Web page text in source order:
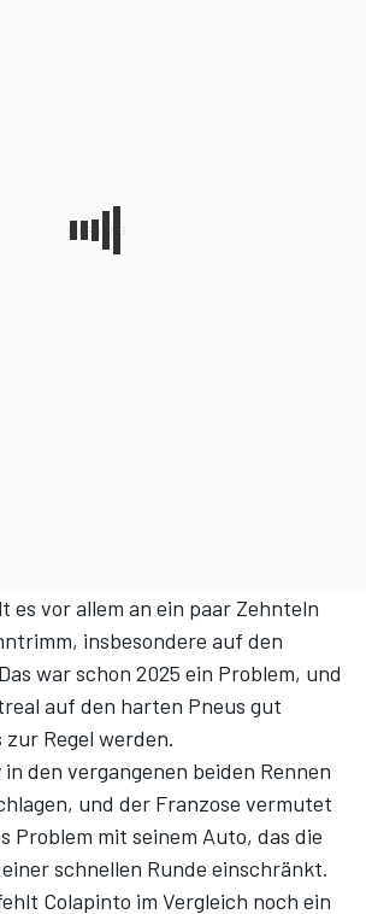
es vor allem an ein paar Zehnteln
insbesondere auf den
war schon 2025 ein Problem, und
auf den harten Pneus gut
zur Regel werden.
den vergangenen beiden Rennen
und der Franzose vermutet
Problem mit seinem Auto, das die
schnellen Runde einschränkt.
Colapinto im Vergleich noch ein